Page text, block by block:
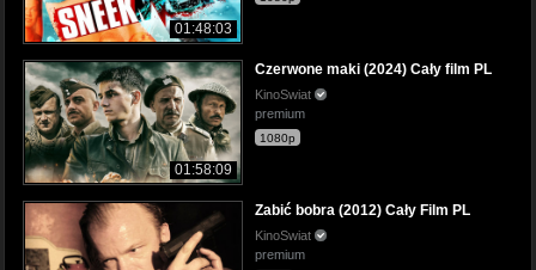
01:48:03
01:58:09
Czerwone maki (2024) Cały film PL
KinoSwiat
premium
1080p
Zabić bobra (2012) Cały Film PL
KinoSwiat
premium